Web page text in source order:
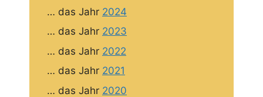
… das Jahr 2024
… das Jahr 2023
… das Jahr 2022
… das Jahr 2021
… das Jahr 2020